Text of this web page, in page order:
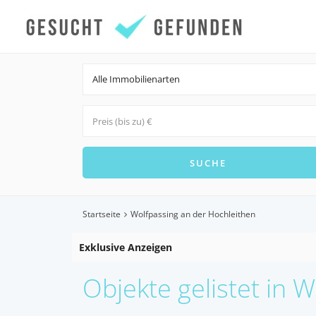
Alle Immobilienarten
Startseite Wolfpassing an der Hochleithen
Exklusive Anzeigen
Objekte gelistet in